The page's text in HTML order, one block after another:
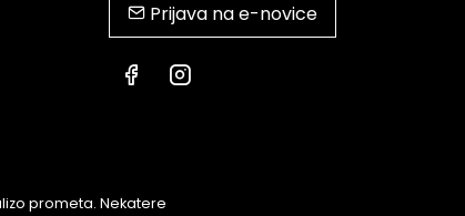
Prijava na e-novice
prometa. Nekatere